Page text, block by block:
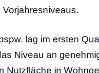
lag im ersten
Niveau an
Nutzfläche in